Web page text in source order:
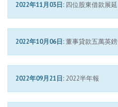
2022年11月03日: 四位股東借款展延
2022年10月06日:董事貸款五萬英鎊
2022年09月21日: 2022半年報